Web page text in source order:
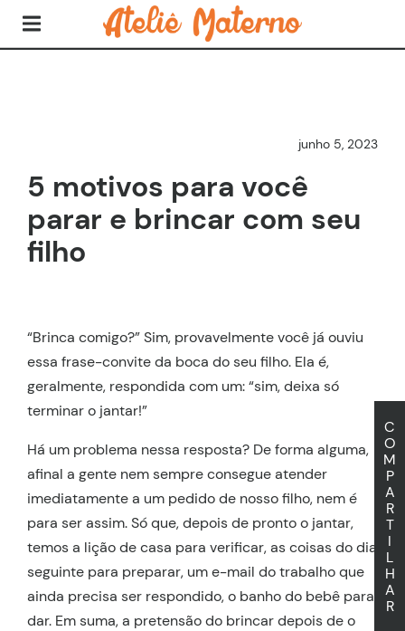
junho 5, 2023
5 motivos para você
parar e brincar com seu
filho
C
O
M
P
A
R
T
I
L
H
A
R
“Brinca comigo?” Sim, provavelmente você já ouviu
essa frase-convite da boca do seu filho. Ela é,
geralmente, respondida com um: “sim, deixa só
terminar o jantar!”
Há um problema nessa resposta? De forma alguma,
afinal a gente nem sempre consegue atender
imediatamente a um pedido de nosso filho, nem é
para ser assim. Só que, depois de pronto o jantar,
temos a lição de casa para verificar, as coisas do dia
seguinte para preparar, um e-mail do trabalho que
ainda precisa ser respondido, o banho do bebê para
dar. Em suma, a pretensão do brincar depois de o